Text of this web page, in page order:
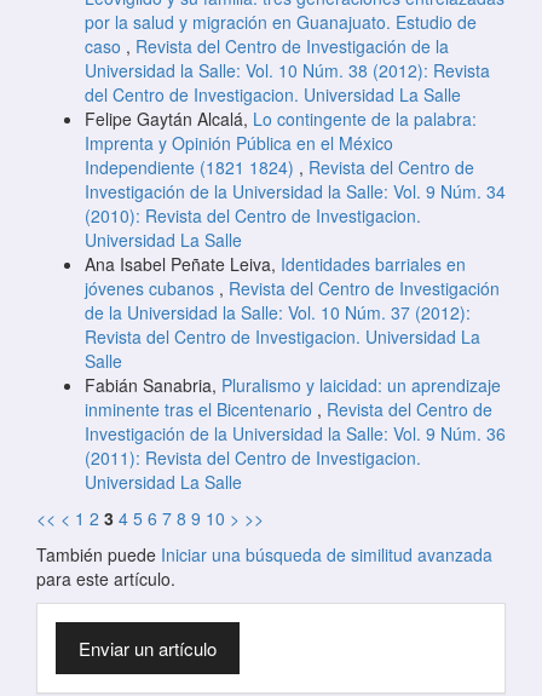
por la salud y migración en Guanajuato. Estudio de
caso , Revista del Centro de Investigación de la
Universidad la Salle: Vol. 10 Núm. 38 (2012): Revista
del Centro de Investigacion. Universidad La Salle
Felipe Gaytán Alcalá, Lo contingente de la palabra:
Imprenta y Opinión Pública en el México
Independiente (1821 1824) , Revista del Centro de
Investigación de la Universidad la Salle: Vol. 9 Núm. 34
(2010): Revista del Centro de Investigacion.
Universidad La Salle
Ana Isabel Peñate Leiva, Identidades barriales en
jóvenes cubanos , Revista del Centro de Investigación
de la Universidad la Salle: Vol. 10 Núm. 37 (2012):
Revista del Centro de Investigacion. Universidad La
Salle
Fabián Sanabria, Pluralismo y laicidad: un aprendizaje
inminente tras el Bicentenario , Revista del Centro de
Investigación de la Universidad la Salle: Vol. 9 Núm. 36
(2011): Revista del Centro de Investigacion.
Universidad La Salle
<< < 1 2 3 4 5 6 7 8 9 10 > >>
También puede Iniciar una búsqueda de similitud avanzada
para este artículo.
Enviar
unEnviar un artículo